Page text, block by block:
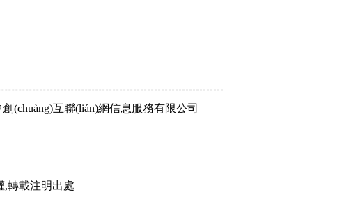
(chuàng)互聯(lián)網信息服務有限公司
,轉載注明出處